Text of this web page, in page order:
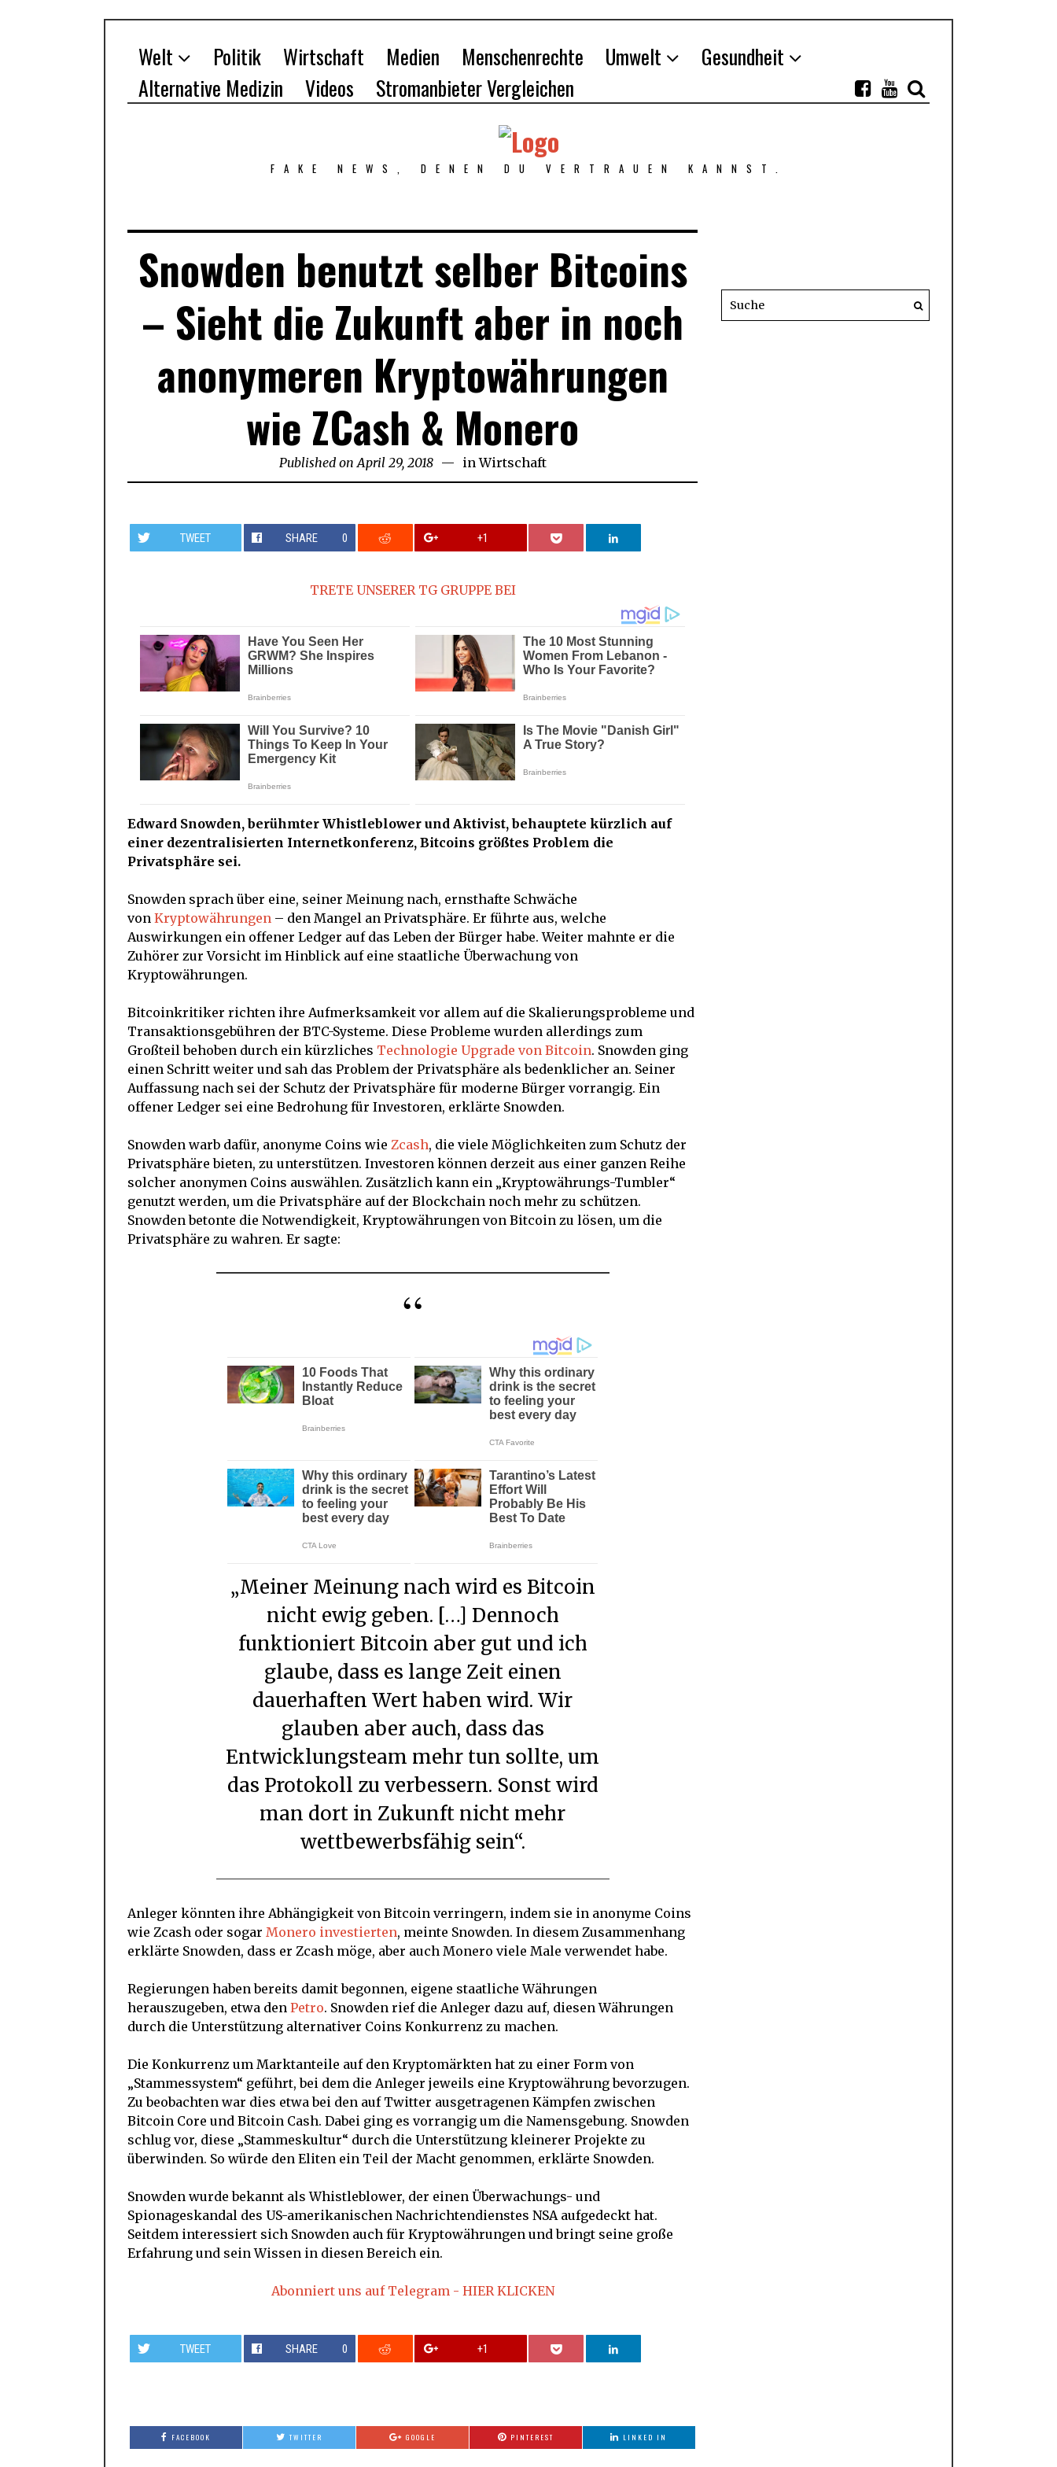
Welt Politik Wirtschaft Medien Menschenrechte Umwelt
Gesundheit
Alternative Medizin
Videos Stromanbieter Vergleichen
FAKE NEWS, DENEN DU VERTRAUEN KANNST.
Snowden benutzt selber Bitcoins
– Sieht die Zukunft aber in noch
anonymeren Kryptowährungen
wie ZCash & Monero
Published on April 29, 2018April
29,
in Wirtschaft
TWEET SHARE 0 +1
TRETE UNSERER TG GRUPPE BEI
Edward Snowden, berühmter Whistleblower und Aktivist, behauptete kürzlich auf
einer dezentralisierten Internetkonferenz, Bitcoins größtes Problem die
Privatsphäre sei.
Snowden sprach über eine, seiner Meinung nach, ernsthafte Schwäche
von Kryptowährungen – den Mangel an Privatsphäre. Er führte aus, welche
Auswirkungen ein offener Ledger auf das Leben der Bürger habe. Weiter mahnte er die
Zuhörer zur Vorsicht im Hinblick auf eine staatliche Überwachung von
Kryptowährungen.
Bitcoinkritiker richten ihre Aufmerksamkeit vor allem auf die Skalierungsprobleme und
Transaktionsgebühren der BTC-Systeme. Diese Probleme wurden allerdings zum
Großteil behoben durch ein kürzliches Technologie Upgrade von Bitcoin. Snowden ging
einen Schritt weiter und sah das Problem der Privatsphäre als bedenklicher an. Seiner
Auffassung nach sei der Schutz der Privatsphäre für moderne Bürger vorrangig. Ein
offener Ledger sei eine Bedrohung für Investoren, erklärte Snowden.
Snowden warb dafür, anonyme Coins wie Zcash, die viele Möglichkeiten zum Schutz der
Privatsphäre bieten, zu unterstützen. Investoren können derzeit aus einer ganzen Reihe
solcher anonymen Coins auswählen. Zusätzlich kann ein „Kryptowährungs-Tumbler“
genutzt werden, um die Privatsphäre auf der Blockchain noch mehr zu schützen.
Snowden betonte die Notwendigkeit, Kryptowährungen von Bitcoin zu lösen, um die
Privatsphäre zu wahren. Er sagte:
„Meiner Meinung nach wird es Bitcoin
nicht ewig geben. […] Dennoch
funktioniert Bitcoin aber gut und ich
glaube, dass es lange Zeit einen
dauerhaften Wert haben wird. Wir
glauben aber auch, dass das
Entwicklungsteam mehr tun sollte, um
das Protokoll zu verbessern. Sonst wird
man dort in Zukunft nicht mehr
wettbewerbsfähig sein“.
Anleger könnten ihre Abhängigkeit von Bitcoin verringern, indem sie in anonyme Coins
wie Zcash oder sogar Monero investierten, meinte Snowden. In diesem Zusammenhang
erklärte Snowden, dass er Zcash möge, aber auch Monero viele Male verwendet habe.
Regierungen haben bereits damit begonnen, eigene staatliche Währungen
herauszugeben, etwa den Petro. Snowden rief die Anleger dazu auf, diesen Währungen
durch die Unterstützung alternativer Coins Konkurrenz zu machen.
Die Konkurrenz um Marktanteile auf den Kryptomärkten hat zu einer Form von
„Stammessystem“ geführt, bei dem die Anleger jeweils eine Kryptowährung bevorzugen.
Zu beobachten war dies etwa bei den auf Twitter ausgetragenen Kämpfen zwischen
Bitcoin Core und Bitcoin Cash. Dabei ging es vorrangig um die Namensgebung. Snowden
schlug vor, diese „Stammeskultur“ durch die Unterstützung kleinerer Projekte zu
überwinden. So würde den Eliten ein Teil der Macht genommen, erklärte Snowden.
Snowden wurde bekannt als Whistleblower, der einen Überwachungs- und
Spionageskandal des US-amerikanischen Nachrichtendienstes NSA aufgedeckt hat.
Seitdem interessiert sich Snowden auch für Kryptowährungen und bringt seine große
Erfahrung und sein Wissen in diesen Bereich ein.
Abonniert uns auf Telegram - HIER KLICKEN
TWEET SHARE 0 +1
FACEBOOK TWITTER GOOGLE PINTEREST LINKED IN